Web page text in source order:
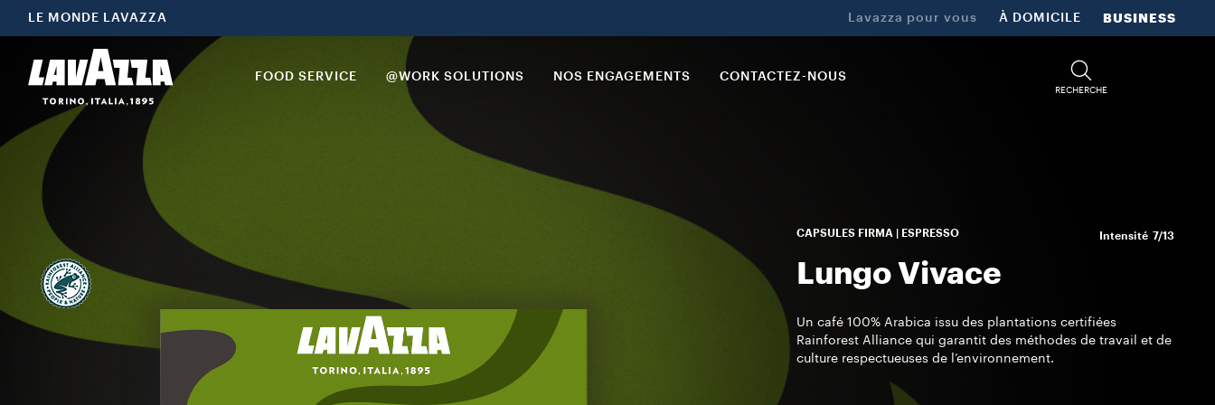
LE MONDE LAVAZZA Lavazza pour vous À DOMICILE BUSINESS
FOOD SERVICE @WORK SOLUTIONS NOS ENGAGEMENTS CONTACTEZ-NOUS
RECHERCHE
CAPSULES FIRMA | ESPRESSO Intensité 7/13
Lungo Vivace
Un café 100% Arabica issu des plantations certifiées
Rainforest Alliance qui garantit des méthodes de travail et de
culture respectueuses de l’environnement.